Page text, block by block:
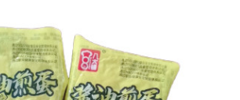
联系我们